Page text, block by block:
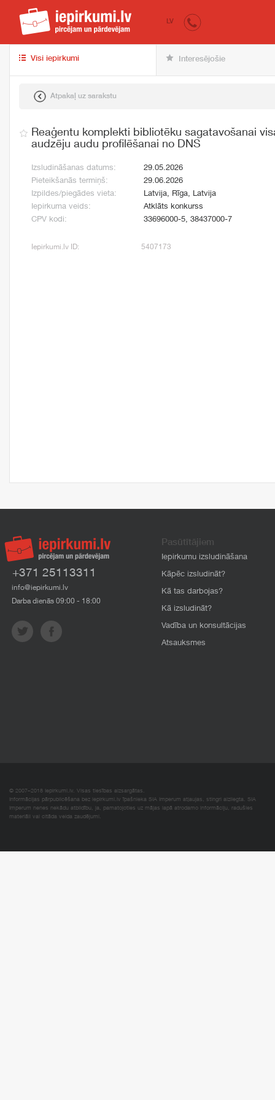
iepirkumi.lv
LV
Visi iepirkumi Interesējošie
Atpakaļ uz sarakstu
Reaģentu komplekti bibliotēku sagatavošanai
audzēju audu profilēšanai no DNS
Izsludināšanas datums:
29.05.2026
Pieteikšanās termiņš:
29.06.2026
Izpildes/piegādes vieta:
Latvija, Rīga, Latvija
Iepirkuma veids:
Atklāts konkurss
CPV kodi:
33696000-5, 38437000-7
Iepirkumi.lv ID: 5407173
+371 25113311
info@iepirkumi.lv
Darba dienās 09:00 - 18:00
Pasūtītājiem
Iepirkumu izsludināšana
Kāpēc izsludināt?
Kā tas darbojas?
Kā izsludināt?
Vadība un konsultācijas
Atsauksmes
© 2007–2018 Iepirkumi.lv. Visas tiesības aizsargātas.
Informācijas pārpublicēšana bez iepirkumi.lv īpašnieka SIA Imperum atļaujas, stingri aizliegta. SIA
Imperum nenes nekādu atbildību, ja, pamatojoties uz mājas lapā atrodamo informāciju, radušies
materiāli vai citāda veida zaudējumi.